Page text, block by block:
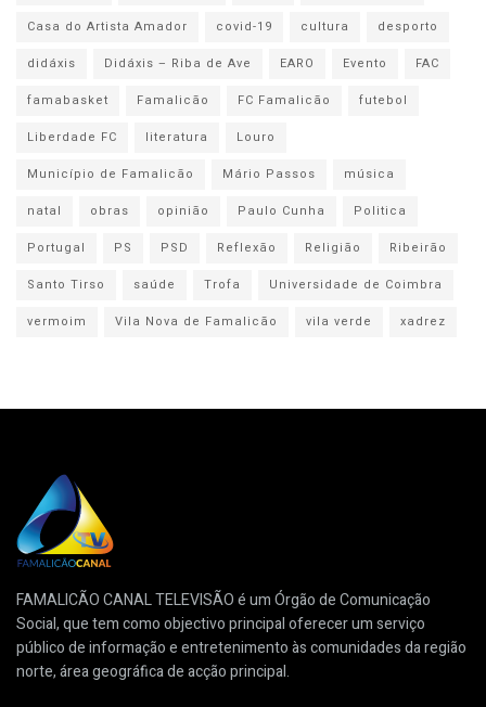
Casa do Artista Amador
covid-19 cultura
desporto
didáxis
Didáxis – Riba de Ave EARO Evento
FAC
famabasket
Famalicão FC Famalicão
futebol
Liberdade FC
literatura
Louro
Município de Famalicão
Mário Passos
música
natal
obras opinião Paulo Cunha
Politica
Portugal
PS PSD Reflexão Religião
Ribeirão
Santo Tirso
saúde Trofa
Universidade de Coimbra
vermoim
Vila Nova de Famalicão vila verde xadrez
FAMALICÃO CANAL TELEVISÃO é um Órgão de Comunicação
Social, que tem como objectivo principal oferecer um serviço
público de informação e entretenimento às comunidades da região
norte, área geográfica de acção principal.